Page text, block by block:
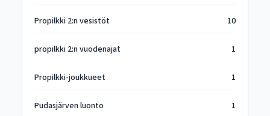
Propilkki 2:n vesistöt 10
propilkki 2:n vuodenajat 1
Propilkki-joukkueet 1
Pudasjärven luonto 1